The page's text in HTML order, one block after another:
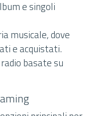
e singoli
musicale, dove
e acquistati.
basate su